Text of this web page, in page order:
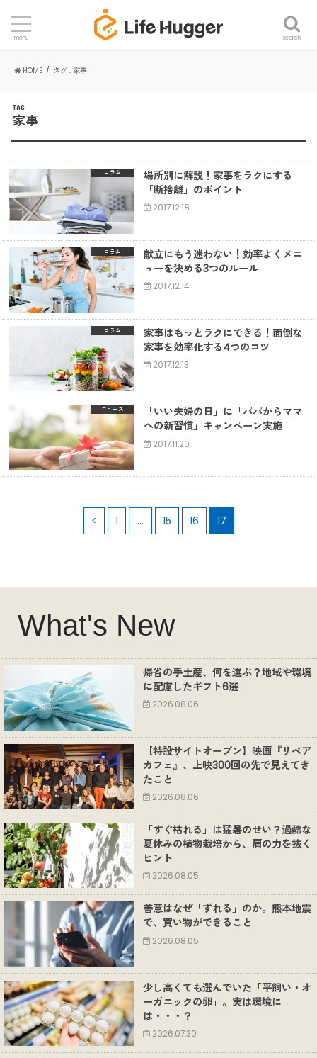
search
menu
HOME タグ : 家事
TAG
家事
コラム
場所別に解説！家事をラクにする
「断捨離」のポイント
2017.12.18
コラム
献立にもう迷わない！効率よくメニ
ューを決める3つのルール
2017.12.14
コラム
家事はもっとラクにできる！面倒な
家事を効率化する4つのコツ
2017.12.13
ニュース
「いい夫婦の日」に「パパからママ
への新習慣」キャンペーン実施
2017.11.20
< 1 … 15 16 17
What's New
帰省の手土産、何を選ぶ？地域や環境
に配慮したギフト6選
2026.08.06
【特設サイトオープン】映画『リペア
カフェ』、上映300回の先で見えてき
たこと
2026.08.06
「すぐ枯れる」は猛暑のせい？過酷な
夏休みの植物栽培から、肩の力を抜く
ヒント
2026.08.05
善意はなぜ「ずれる」のか。熊本地震
で、買い物ができること
2026.08.05
少し高くても選んでいた「平飼い・オ
ーガニックの卵」。実は環境に
は・・・？
2026.07.30